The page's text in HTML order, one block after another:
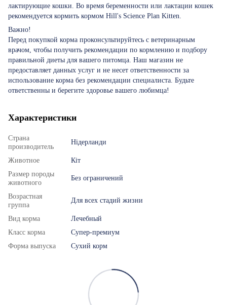
лактирующие кошки. Во время беременности или лактации кошек
рекомендуется кормить кормом Hill's Science Plan Kitten.
Важно!
Перед покупкой корма проконсультируйтесь с ветеринарным
врачом, чтобы получить рекомендации по кормлению и подбору
правильной диеты для вашего питомца. Наш магазин не
предоставляет данных услуг и не несет ответственности за
использование корма без рекомендации специалиста. Будьте
ответственны и берегите здоровье вашего любимца!
Характеристики
Страна
производитель
Нідерланди
Животное
Кіт
Размер породы
животного
Без ограничений
Возрастная
группа
Для всех стадий жизни
Вид корма
Лечебный
Класс корма
Супер-премиум
Форма выпуска
Сухий корм